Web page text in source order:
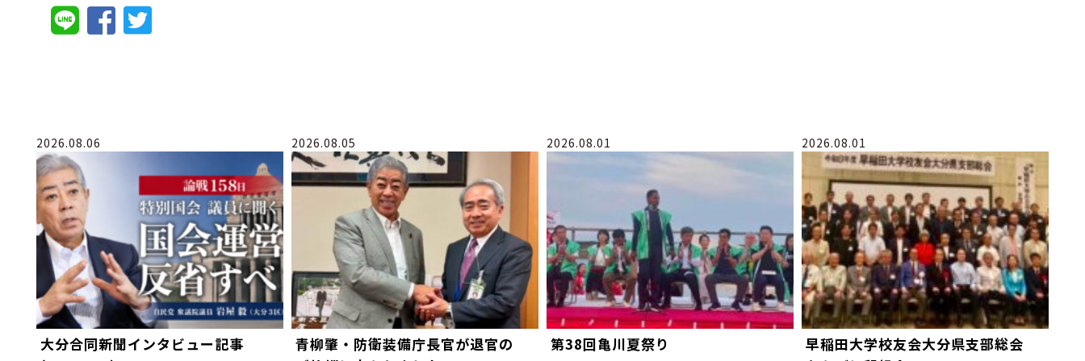
2026.08.06
大分合同新聞インタビュー記事
2026.08.05
青柳肇・防衛装備庁長官が退官の
2026.08.01
第38回亀川夏祭り
2026.08.01
早稲田大学校友会大分県支部総会